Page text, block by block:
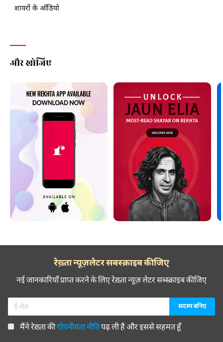
शायरों के ऑडियो
और खोजिए
रेख़्ता न्यूज़लेटर सबस्क्राइब कीजिए
नई जानकारियाँ प्राप्त करने के लिए रेख़्ता न्यूज़ लेटर सब्स्क्राइब कीजिए
मैंने रेख़्ता कीगोपनीयता नीतिपढ़ ली है और इससे सहमत हूँ